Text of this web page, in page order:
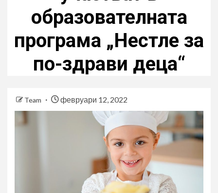
образователната
програма „Нестле за
по-здрави деца“
Team февруари 12, 2022